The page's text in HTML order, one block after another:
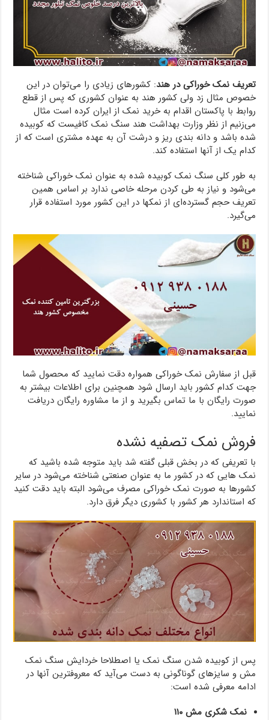
تعریف نمک خوراکی در هند: کشورهای زیادی را می‌توان در این
خصوص مثال زد ولی کشور هند به عنوان کشوری که پس از قطع
روابط با پاکستان اقدام به خرید نمک از ایران کرده است مثال
می‌زنیم از نظر وزارت بهداشت هند سنگ نمک کافیست که کوبیده
شده باشد و دانه بندی ریز و درشت آن به عهده مشتری است که از
کدام یک از آنها استفاده کند.
به طور کلی سنگ نمک کوبیده شده به عنوان نمک خوراکی شناخته
می‌شود و نیاز به طی کردن مرحله خاصی ندارد بر اساس همین
تعریف حجم گسترده‌ای از نمکها در این کشور مورد استفاده قرار
می‌گیرد.
قبل از سفارش نمک خوراکی همواره دقت نمایید که محصول شما
جهت کدام کشور باید ارسال شود همچنین برای اطلاعات بیشتر به
صورت رایگان با ما تماس بگیرید و از ما مشاوره رایگان دریافت
نمایید.
فروش نمک تصفیه نشده
با تعریفی که در بخش قبلی گفته شد باید متوجه شده باشید که
نمک هایی که در کشور ما به عنوان صنعتی شناخته می‌شود در سایر
کشورها به صورت نمک خوراکی مصرف می‌شود البته باید دقت کنید
که استاندارد هر کشور با کشوری دیگر فرق دارد.
پس از کوبیده شدن سنگ نمک یا اصطلاحا خردایش سنگ نمک
مش و سایزهای گوناگونی به دست می‌آید که معروفترین آنها در
ادامه معرفی شده است:
نمک شکری مش ۱۱۰